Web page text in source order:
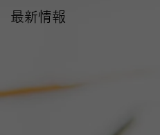
最新情報